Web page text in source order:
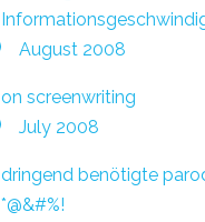
August 2008
on screenwriting
July 2008
dringend benötigte
*@&#%!